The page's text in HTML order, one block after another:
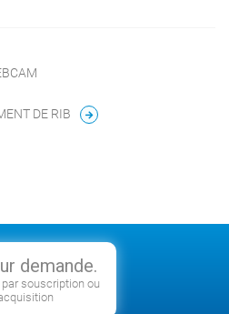
DE RIB
demande.
souscription ou